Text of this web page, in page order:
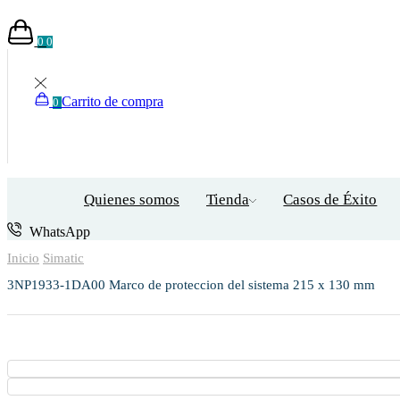
00
0 Carrito de compra
Quienes somos Tienda Casos de Éxito
WhatsApp
Inicio Simatic
3NP1933-1DA00 Marco de proteccion del sistema 215 x 130 mm